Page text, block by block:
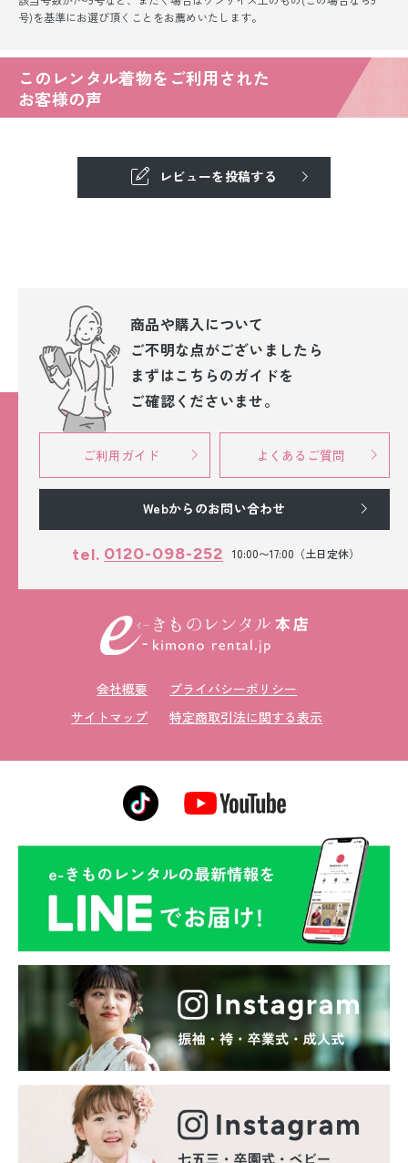
号)を基準にお選び頂くことをお薦めいたします。
このレンタル着物をご利用された
お客様の声
レビューを投稿する
商品や購入について
ご不明な点がございましたら
まずはこちらのガイドを
ご確認くださいませ。
ご利用ガイド よくあるご質問
Webからのお問い合わせ
tel. 0120-098-252 10:00〜17:00（土日定休）
会社概要
プライバシーポリシー
サイトマップ
特定商取引法に関する表示